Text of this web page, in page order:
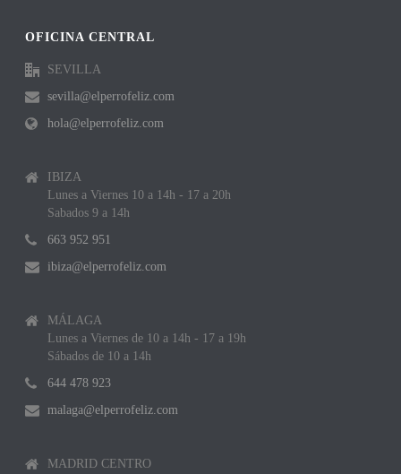
OFICINA CENTRAL
SEVILLA
sevilla@elperrofeliz.com
hola@elperrofeliz.com
IBIZA
Lunes a Viernes 10 a 14h - 17 a 20h
Sabados 9 a 14h
663 952 951
ibiza@elperrofeliz.com
MÁLAGA
Lunes a Viernes de 10 a 14h - 17 a 19h
Sábados de 10 a 14h
644 478 923
malaga@elperrofeliz.com
MADRID CENTRO